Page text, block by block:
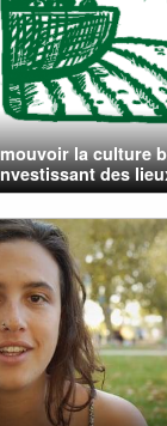
la culture
des